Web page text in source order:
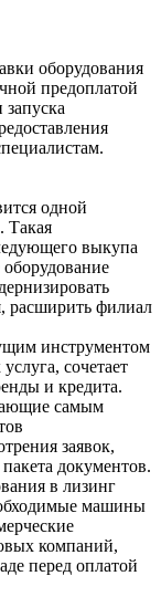
оборудования
предоплатой
одной
Такая
выкупа
оборудование
расширить филиал
инструментом
сочетает
и кредита.
самым
заявок,
документов.
в лизинг
машины
компаний,
перед оплатой